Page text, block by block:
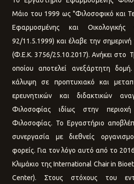
Μάιο του 1999 ως "Φιλοσοφικό και
Εφαρμοσμένης και
92/11.5.1999) και έλαβε την
(Φ.Ε.Κ. 3756/25.10.2017). Ανήκει στο
οποίου αποτελεί ανεξάρτητη
κάλυψη σε προπτυχιακό και
ερευνητικών και διδακτικών
Φιλοσοφίας ιδίως στην
Φιλοσοφίας. Το Εργαστήριο
συνεργασία με διεθνείς
φορείς. Για τον λόγο αυτό από το 2016
Κλιμάκιο της International Chair in
Center). Στους στόχους του